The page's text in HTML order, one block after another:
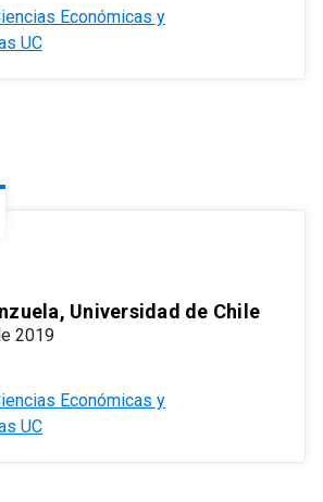
Económicas y
UC
Universidad de Chile
2019
Económicas y
UC